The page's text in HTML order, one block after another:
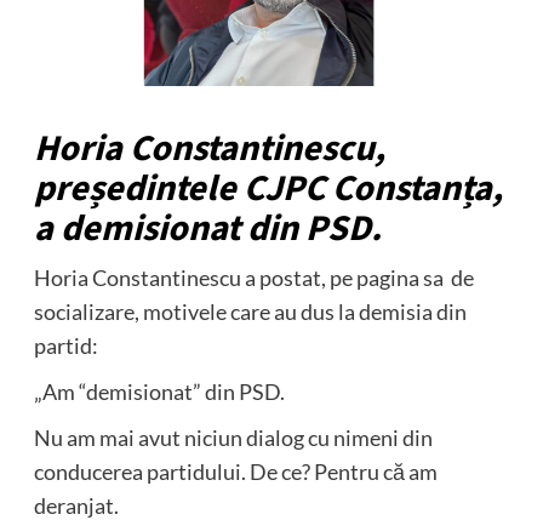
Horia Constantinescu,
președintele CJPC Constanța,
a demisionat din PSD.
Horia Constantinescu a postat, pe pagina sa de
socializare, motivele care au dus la demisia din
partid:
„Am “demisionat” din PSD.
Nu am mai avut niciun dialog cu nimeni din
conducerea partidului. De ce? Pentru că am
deranjat.